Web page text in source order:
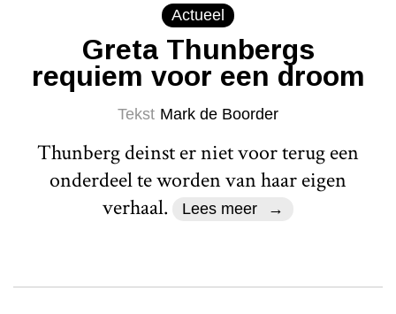
Actueel
Greta Thunbergs
requiem voor een droom
Tekst Mark de Boorder
Thunberg deinst er niet voor terug een
onderdeel te worden van haar eigen
verhaal.
Lees meer